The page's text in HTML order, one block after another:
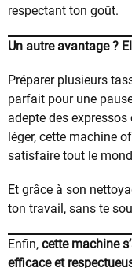
respectant ton goût.
Un autre avantage ?
Préparer plusieurs
parfait pour une
adepte des
léger, cette machine
satisfaire tout le
Et grâce à son
ton travail, sans te
Enfin, cette machine
efficace et